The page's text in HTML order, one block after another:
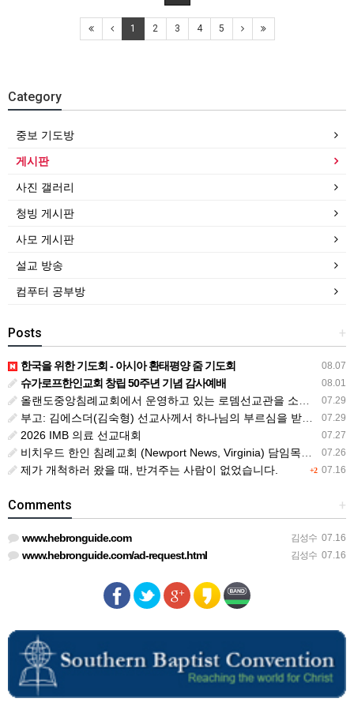
1 2 3 4 5
Category
중보 기도방
게시판
사진 갤러리
청빙 게시판
사모 게시판
설교 방송
컴푸터 공부방
+
Posts
08.07
한국을 위한 기도회 - 아시아 환태평양 줌 기도회
08.01
슈가로프한인교회 창립 50주년 기념 감사예배
07.29
올랜도중앙침례교회에서 운영하고 있는 로뎀선교관을 소개해 드립니다
07.29
부고: 김에스더(김숙형) 선교사께서 하나님의 부르심을 받았습니다.
07.27
2026 IMB 의료 선교대회
07.26
비치우드 한인 침례교회 (Newport News, Virginia) 담임목사 청빙
+2 07.16
제가 개척하러 왔을 때, 반겨주는 사람이 없었습니다.
+
Comments
김성수 07.16
www.hebronguide.com
김성수 07.16
www.hebronguide.com/ad-request.html